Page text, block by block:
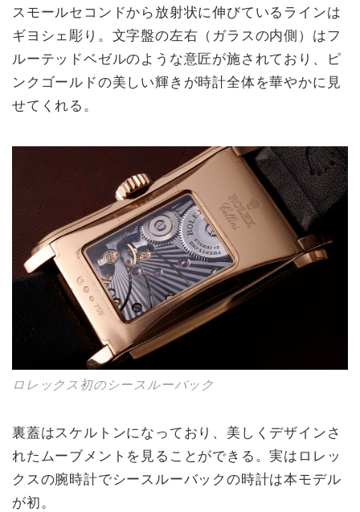
スモールセコンドから放射状に伸びているラインは
ギヨシェ彫り。文字盤の左右（ガラスの内側）はフ
ルーテッドベゼルのような意匠が施されており、ピ
ンクゴールドの美しい輝きが時計全体を華やかに見
せてくれる。
ロレックス初のシースルーバック
裏蓋はスケルトンになっており、美しくデザインさ
れたムーブメントを見ることができる。実はロレッ
クスの腕時計でシースルーバックの時計は本モデル
が初。